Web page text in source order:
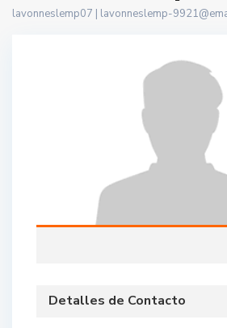
lavonneslemp07 | lavonneslemp-
Detalles de Contacto